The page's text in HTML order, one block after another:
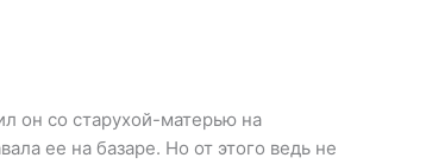
он со старухой-матерью на
ее на базаре. Но от этого ведь не